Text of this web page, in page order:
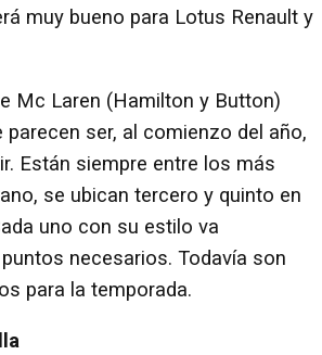
muy bueno para Lotus Renault y
Mc Laren (Hamilton y Button)
ser, al comienzo del año,
Están siempre entre los más
se ubican tercero y quinto en
uno con su estilo va
necesarios. Todavía son
para la temporada.